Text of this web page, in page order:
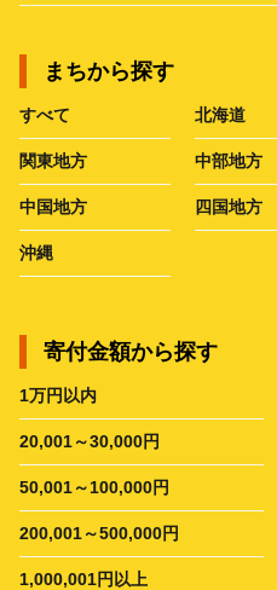
まちから探す
すべて 北海道
関東地方 中部地方
中国地方 四国地方
沖縄
寄付金額から探す
1万円以内
20,001～30,000円
50,001～100,000円
200,001～500,000円
1,000,001円以上